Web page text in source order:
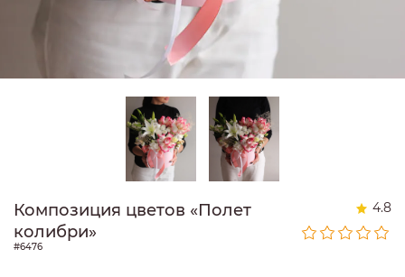
Композиция цветов «Полет
колибри»
4.8
#6476